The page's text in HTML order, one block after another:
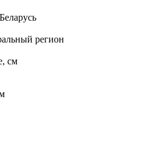
регион
см